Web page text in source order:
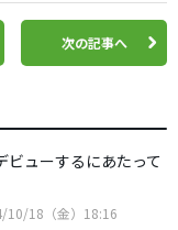
次の記事へ
ビューするにあたって
10/18（金）18:16